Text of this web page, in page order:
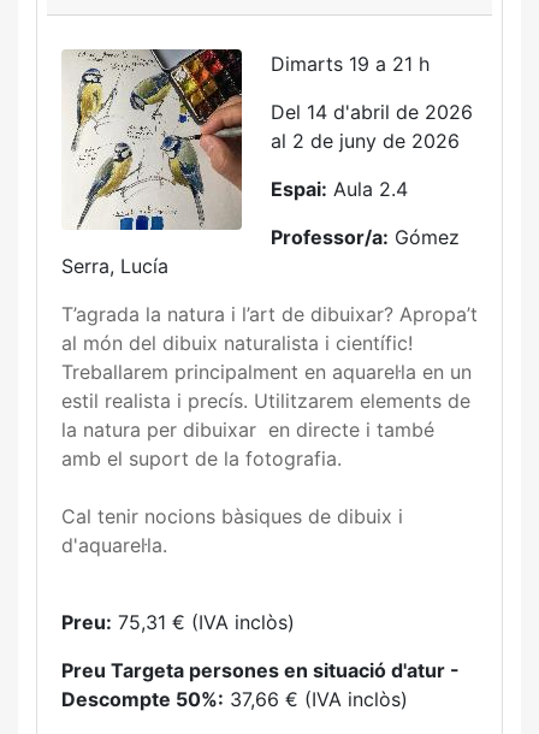
Dimarts 19 a 21 h
Del 14 d'abril de 2026
al 2 de juny de 2026
Espai: Aula 2.4
Professor/a: Gómez
Serra, Lucía
T’agrada la natura i l’art de dibuixar? Apropa’t
al món del dibuix naturalista i científic!
Treballarem principalment en aquarel·la en un
estil realista i precís. Utilitzarem elements de
la natura per dibuixar en directe i també
amb el suport de la fotografia.
Cal tenir nocions bàsiques de dibuix i
d'aquarel·la.
Preu: 75,31 € (IVA inclòs)
Preu Targeta persones en situació d'atur -
Descompte 50%: 37,66 € (IVA inclòs)